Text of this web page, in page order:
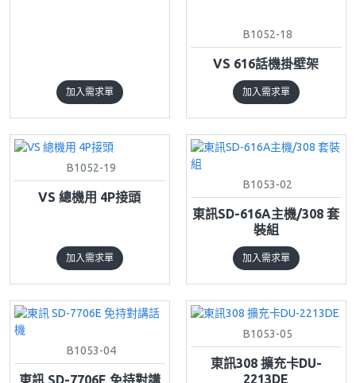
加入需求單
B1052-18
VS 616話機掛壁架
加入需求單
B1052-19
VS 總機用 4P接頭
加入需求單
B1053-02
東訊SD-616A主機/308 套
裝組
加入需求單
B1053-04
東訊 SD-7706E 免持對講
B1053-05
東訊308 擴充卡DU-
2213DE